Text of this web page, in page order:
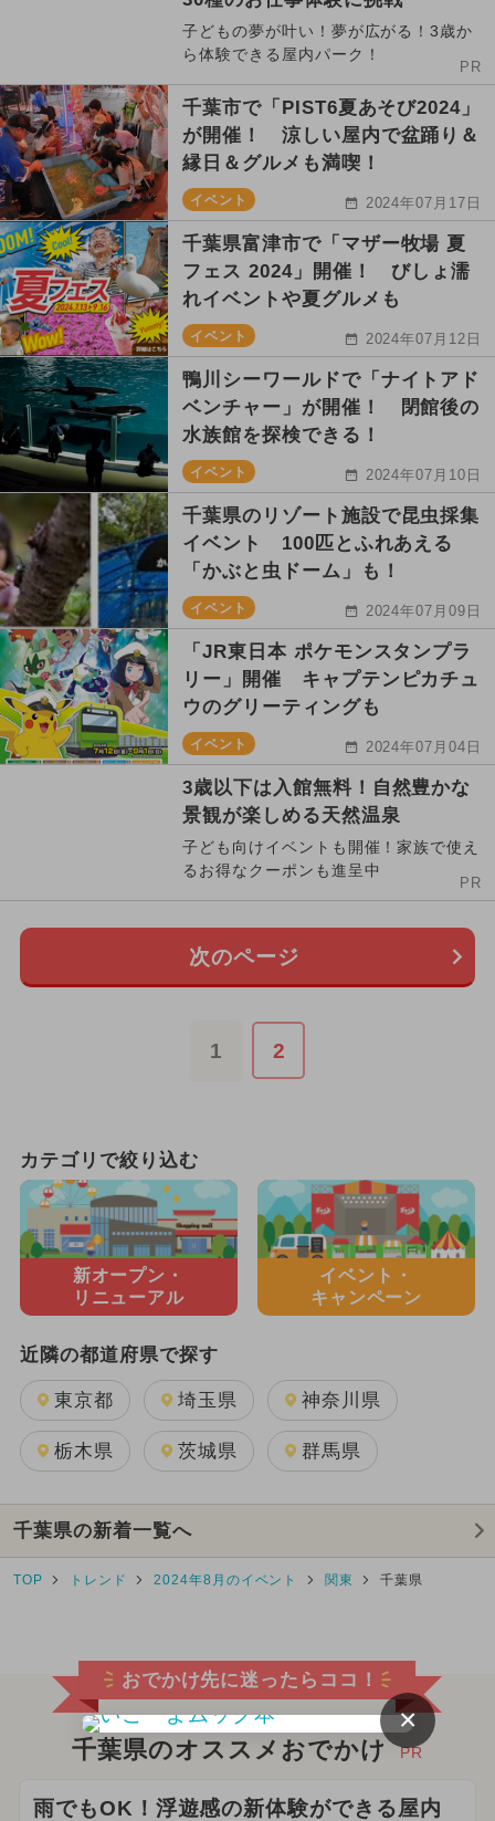
子どもの夢が叶い！夢が広がる！3歳か
ら体験できる屋内パーク！
PR
千葉市で「PIST6夏あそび2024」
が開催！ 涼しい屋内で盆踊り＆
縁日＆グルメも満喫！
イベント 2024年07月17日
千葉県富津市で「マザー牧場 夏
フェス 2024」開催！ びしょ濡
れイベントや夏グルメも
イベント 2024年07月12日
鴨川シーワールドで「ナイトアド
ベンチャー」が開催！ 閉館後の
水族館を探検できる！
イベント 2024年07月10日
千葉県のリゾート施設で昆虫採集
イベント 100匹とふれあえる
「かぶと虫ドーム」も！
イベント 2024年07月09日
「JR東日本 ポケモンスタンプラ
リー」開催 キャプテンピカチュ
ウのグリーティングも
イベント 2024年07月04日
3歳以下は入館無料！自然豊かな
景観が楽しめる天然温泉
子ども向けイベントも開催！家族で使え
るお得なクーポンも進呈中
PR
次のページ
1 2
カテゴリで絞り込む
新オープン・
リニューアル
イベント・
キャンペーン
近隣の都道府県で探す
東京都 埼玉県 神奈川県
栃木県 茨城県 群馬県
千葉県の新着一覧へ
TOP トレンド 2024年8月のイベント 関東 千葉県
おでかけ先に迷ったらココ！
千葉県のオススメおでかけ PR
雨でもOK！浮遊感の新体験ができる屋内
×